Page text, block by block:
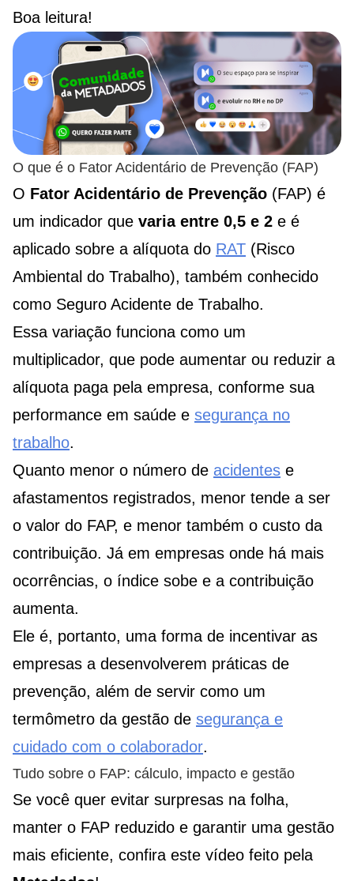
Boa leitura!
O que é o Fator Acidentário de Prevenção (FAP)
O Fator Acidentário de Prevenção (FAP) é
um indicador que varia entre 0,5 e 2 e é
aplicado sobre a alíquota do RAT (Risco
Ambiental do Trabalho), também conhecido
como Seguro Acidente de Trabalho.
Essa variação funciona como um
multiplicador, que pode aumentar ou reduzir a
alíquota paga pela empresa, conforme sua
performance em saúde e segurança no
trabalho.
Quanto menor o número de acidentes e
afastamentos registrados, menor tende a ser
o valor do FAP, e menor também o custo da
contribuição. Já em empresas onde há mais
ocorrências, o índice sobe e a contribuição
aumenta.
Ele é, portanto, uma forma de incentivar as
empresas a desenvolverem práticas de
prevenção, além de servir como um
termômetro da gestão de segurança e
cuidado com o colaborador.
Tudo sobre o FAP: cálculo, impacto e gestão
Se você quer evitar surpresas na folha,
manter o FAP reduzido e garantir uma gestão
mais eficiente, confira este vídeo feito pela